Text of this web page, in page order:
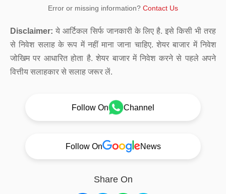
Error or missing information? Contact Us
Disclaimer: ये आर्टिकल सिर्फ जानकारी के लिए है. इसे किसी भी तरह
से निवेश सलाह के रूप में नहीं माना जाना चाहिए. शेयर बाजार में निवेश
जोखिम पर आधारित होता है. शेयर बाजार में निवेश करने से पहले अपने
वित्तीय सलाहकार से सलाह जरूर लें.
Follow On Channel
Follow On News
Share On